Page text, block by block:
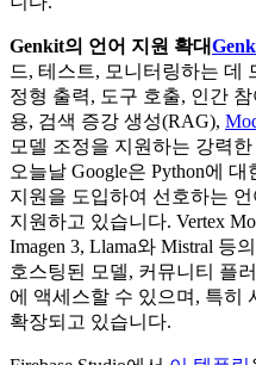
Genkit의 언어 지원 확대
드, 테스트, 모니터링하는 데
정형 출력, 도구 호출, 인간
용, 검색 증강 생성(RAG),
모델 조정을 지원하는 강력
오늘날 Google은 Python에
지원을 도입하여 선호하는
지원하고 있습니다. Vertex
Imagen 3, Llama와 Mistral 등
호스팅된 모델, 커뮤니티 플
에 액세스할 수 있으며, 특히
확장되고 있습니다.